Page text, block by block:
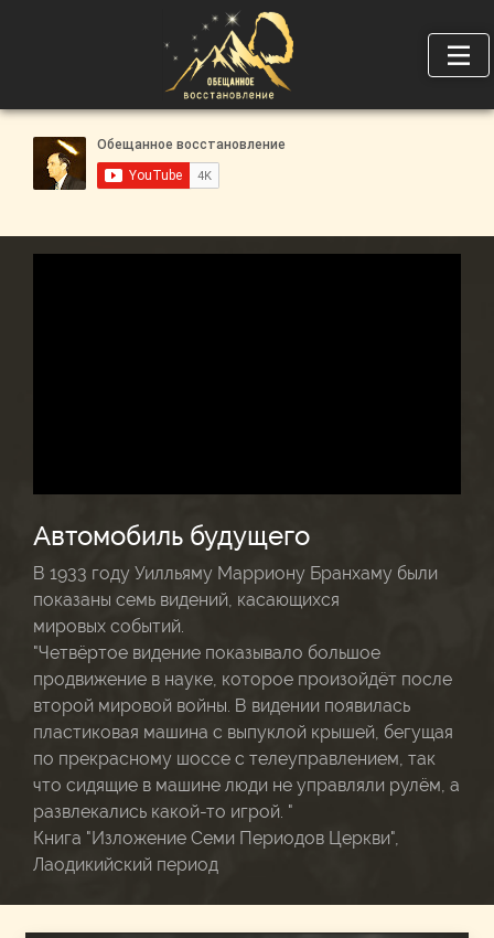
Автомобиль будущего
В 1933 году Уилльяму Марриону Бранхаму были
показаны семь видений, касающихся
мировых событий.
"Четвёртое видение показывало большое
продвижение в науке, которое произойдёт после
второй мировой войны. В видении появилась
пластиковая машина с выпуклой крышей, бегущая
по прекрасному шоссе с телеуправлением, так
что сидящие в машине люди не управляли рулём, а
развлекались какой-то игрой. "
Книга "Изложение Семи Периодов Церкви",
Лаодикийский период